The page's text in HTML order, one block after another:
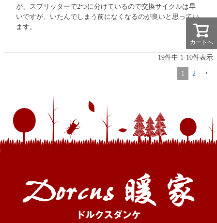
が、スプリッターで2つに分けているので交換サイクルは早
いですが、いたんでしまう前になくなるのが良いと思ってい
ます。
19件中 1-10件表示
1 2
カートへ